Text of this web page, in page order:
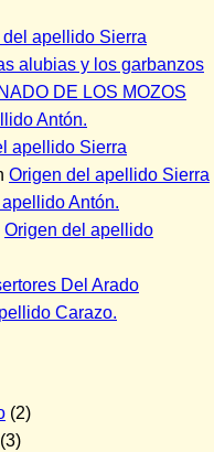
apellido Sierra
alubias y los garbanzos
DE LOS MOZOS
Antón.
apellido Sierra
Origen del apellido Sierra
Antón.
Origen del apellido
Del Arado
Carazo.
(2)
(3)